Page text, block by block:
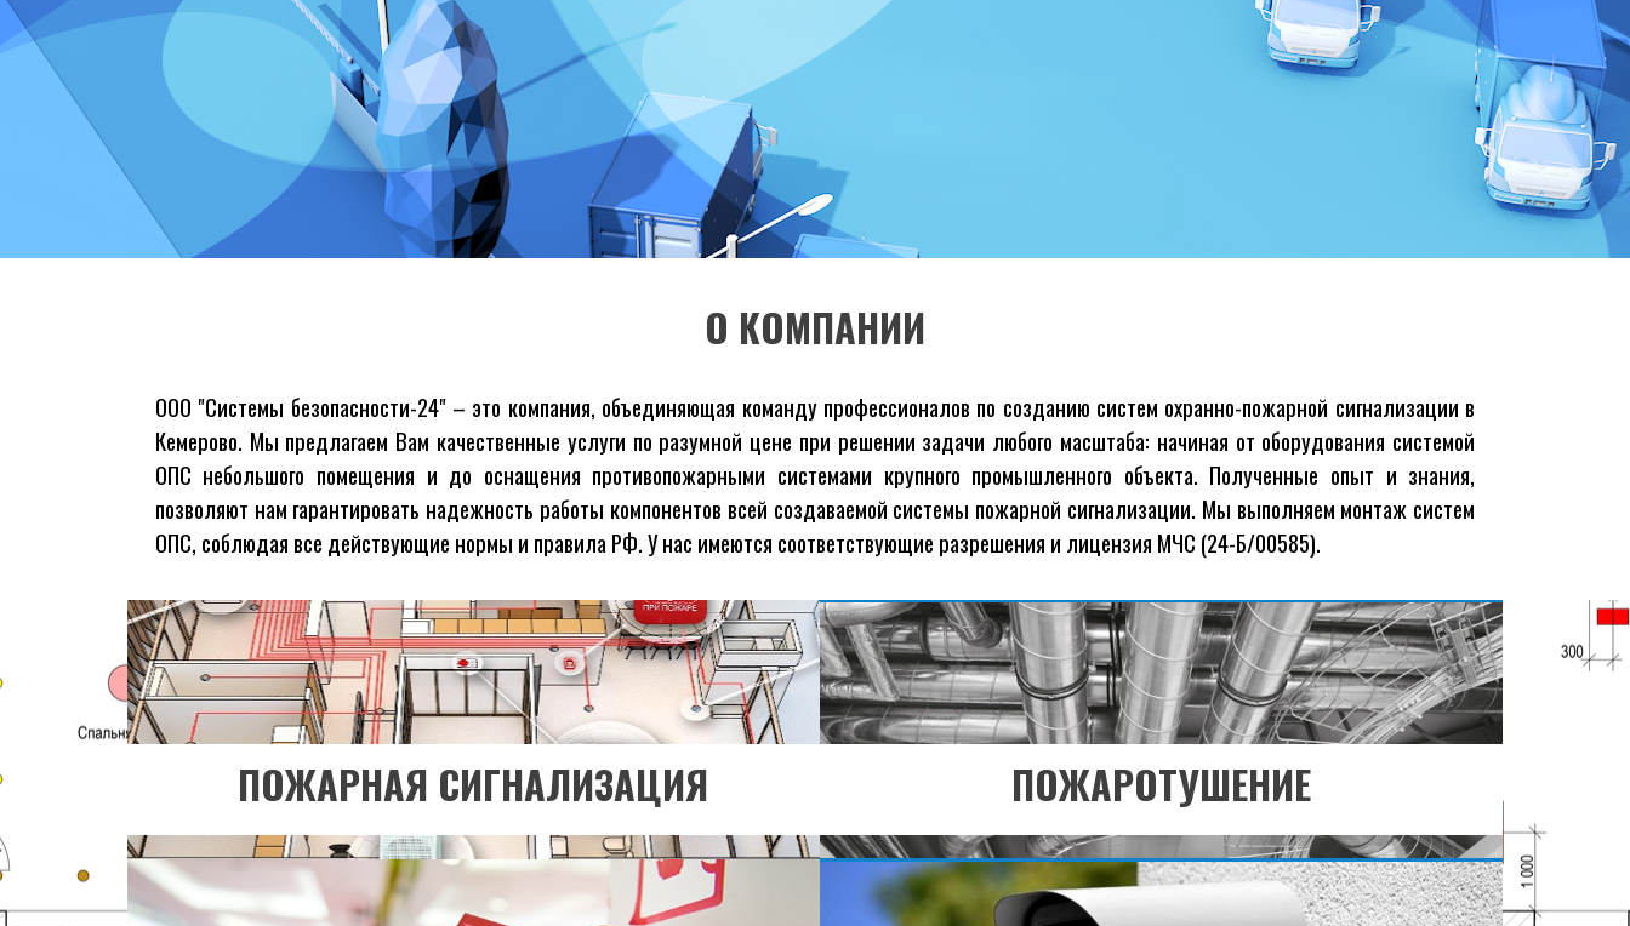
О КОМПАНИИ
ООО "Системы безопасности-24" – это компания, объединяющая команду профессионалов по созданию систем охранно-пожарной сигнализации в
Кемерово. Мы предлагаем Вам качественные услуги по разумной цене при решении задачи любого масштаба: начиная от оборудования системой
ОПС небольшого помещения и до оснащения противопожарными системами крупного промышленного объекта. Полученные опыт и знания,
позволяют нам гарантировать надежность работы компонентов всей создаваемой системы пожарной сигнализации. Мы выполняем монтаж систем
ОПС, соблюдая все действующие нормы и правила РФ. У нас имеются соответствующие разрешения и лицензия МЧС (24-Б/00585).
Хотите узнать больше?
ПЕРЕЙТИ В РАЗДЕЛ
ПОЖАРНАЯ СИГНАЛИЗАЦИЯ
Хотите узнать больше?
ПЕРЕЙТИ В РАЗДЕЛ
ПОЖАРОТУШЕНИЕ
Хотите узнать больше?
ПЕРЕЙТИ В РАЗДЕЛ
Хотите узнать больше?
ПЕРЕЙТИ В РАЗДЕЛ